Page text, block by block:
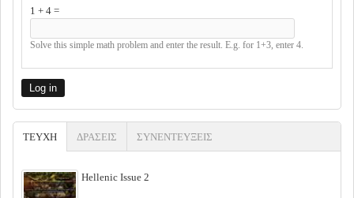
1 + 4 =
Solve this simple math problem and enter the result. E.g. for 1+3, enter 4.
ΤΕΥΧΗ (ACTIVE TAB)
ΔΡΑΣΕΙΣ ΣΥΝΕΝΤΕΥΞΕΙΣ
Hellenic Issue 2